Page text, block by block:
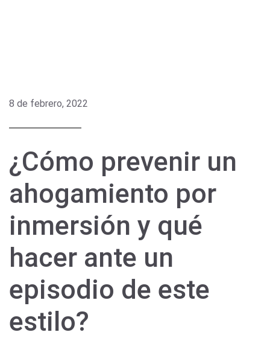
8 de febrero, 2022
¿Cómo prevenir un
ahogamiento por
inmersión y qué
hacer ante un
episodio de este
estilo?